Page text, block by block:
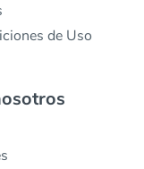
de Uso